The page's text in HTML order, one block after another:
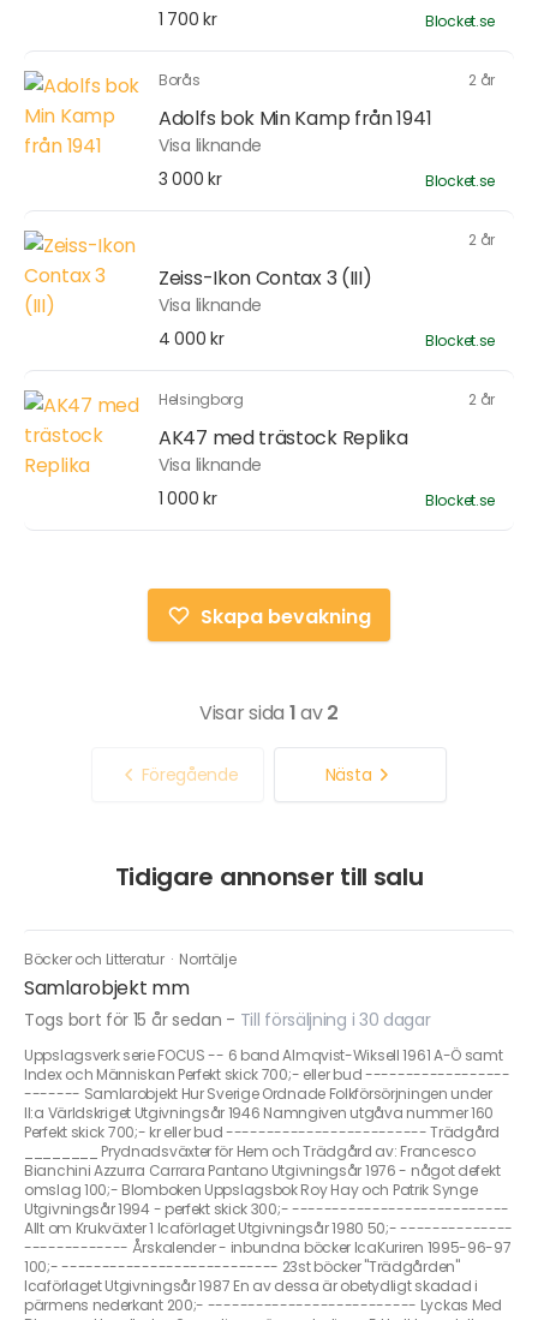
1 700 kr Blocket.se
Borås 2 år
Adolfs bok Min Kamp från 1941
Visa liknande
3 000 kr
Blocket.se
2 år
Zeiss-Ikon Contax 3 (III)
Visa liknande
4 000 kr
Blocket.se
Helsingborg 2 år
AK47 med trästock Replika
Visa liknande
1 000 kr
Blocket.se
Skapa bevakning
Visar sida 1av2
Föregående Nästa
Tidigare annonser till salu
Böcker och Litteratur · Norrtälje
Samlarobjekt mm
Togs bort för 15 år sedan - Till försäljning i 30 dagar
Uppslagsverk serie FOCUS -- 6 band Almqvist-Wiksell 1961 A-Ö samt
Index och Människan Perfekt skick 700;- eller bud ------------------
------- Samlarobjekt Hur Sverige Ordnade Folkförsörjningen under
II:a Världskriget Utgivningsår 1946 Namngiven utgåva nummer 160
Perfekt skick 700;- kr eller bud ------------------------- Trädgård
________ Prydnadsväxter för Hem och Trädgård av: Francesco
Bianchini Azzurra Carrara Pantano Utgivningsår 1976 - något defekt
omslag 100;- Blomboken Uppslagsbok Roy Hay och Patrik Synge
Utgivningsår 1994 - perfekt skick 300;- ---------------------------
Allt om Krukväxter 1 Icaförlaget Utgivningsår 1980 50;- --------------
------------- Årskalender - inbundna böcker IcaKuriren 1995-96-97
100;- --------------------------- 23st böcker "Trädgården"
Icaförlaget Utgivningsår 1987 En av dessa är obetydligt skadad i
pärmens nederkant 200;- -------------------------- Lyckas Med